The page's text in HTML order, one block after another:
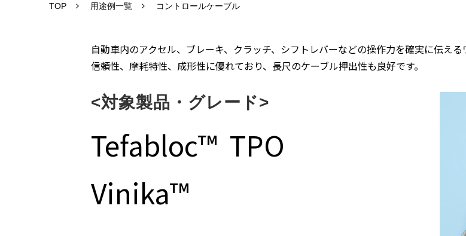
TOP 用途例一覧 コントロールケーブル
自動車内のアクセル、ブレーキ、クラッチ、シフトレバーなどの操作力を確実に伝え
信頼性、摩耗特性、成形性に優れており、長尺のケーブル押出性も良好です。
<対象製品・グレード>
Tefabloc™ TPO
Vinika™